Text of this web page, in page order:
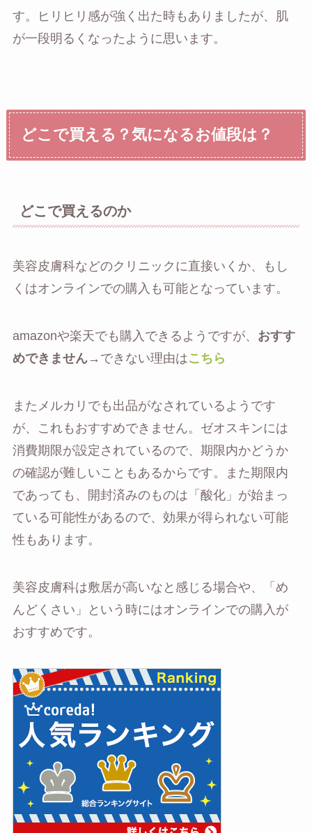
す。ヒリヒリ感が強く出た時もありましたが、肌
が一段明るくなったように思います。
どこで買える？気になるお値段は？
どこで買えるのか
美容皮膚科などのクリニックに直接いくか、もし
くはオンラインでの購入も可能となっています。
amazonや楽天でも購入できるようですが、 おすす
めできません→できない理由はこちら
またメルカリでも出品がなされているようです
が、これもおすすめできません。ゼオスキンには
消費期限が設定されているので、期限内かどうか
の確認が難しいこともあるからです。また期限内
であっても、開封済みのものは「酸化」が始まっ
ている可能性があるので、効果が得られない可能
性もあります。
美容皮膚科は敷居が高いなと感じる場合や、「め
んどくさい」という時にはオンラインでの購入が
おすすめです。